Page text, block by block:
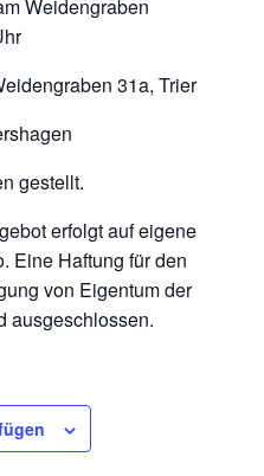
Weidengraben
31a, Trier
gestellt.
erfolgt auf eigene
Eine Haftung für den
von Eigentum der
ausgeschlossen.